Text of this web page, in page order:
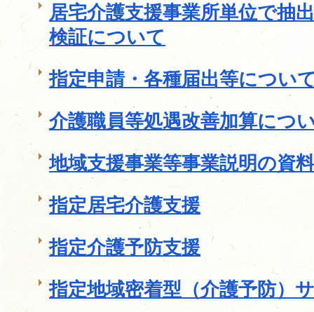
居宅介護支援事業所単位で抽
検証について
指定申請・各種届出等につい
介護職員等処遇改善加算につ
地域支援事業等事業説明の資
指定居宅介護支援
指定介護予防支援
指定地域密着型（介護予防）